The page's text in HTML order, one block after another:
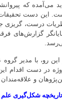
می‌آمده که
این دست تحقیقات
درست، گریزی
گزارش‌های
این رو، با مدیر
در دست اقدام
و
شکل‌گیری